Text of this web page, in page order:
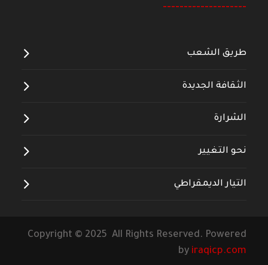
--------------------
طريق الشعب
الثقافة الجديدة
الشرارة
نحو التغيير
التيار الديمقراطي
Copyright © 2025 All Rights Reserved. Powered
by iraqicp.com